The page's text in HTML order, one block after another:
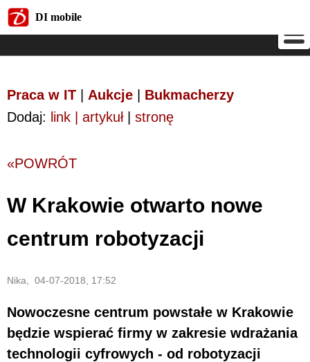
DI mobile
Praca w IT Aukcje
Bukmacherzy
Dodaj: link | artykuł| stronę
«POWRÓT
W Krakowie otwarto nowe
centrum robotyzacji
Nika, 04-07-2018, 17:52
Nowoczesne centrum powstałe w Krakowie
będzie wspierać firmy w zakresie wdrażania
technologii cyfrowych - od robotyzacji
DI mobile